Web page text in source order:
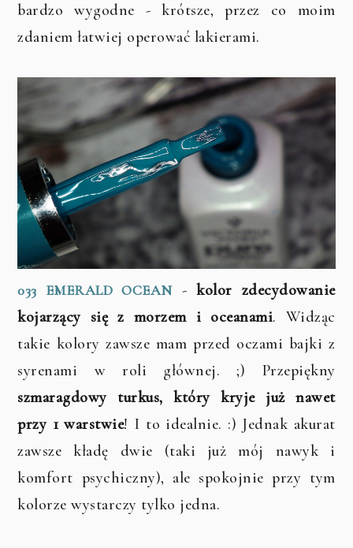
bardzo wygodne - krótsze, przez co moim
zdaniem łatwiej operować lakierami.
033 EMERALD OCEAN-kolor zdecydowanie
kojarzący się z morzem i oceanami. Widząc
takie kolory zawsze mam przed oczami bajki z
syrenami w roli głównej. ;) Przepiękny
szmaragdowy turkus, który kryje już nawet
przy 1 warstwie! I to idealnie. :) Jednak akurat
zawsze kładę dwie (taki już mój nawyk i
komfort psychiczny), ale spokojnie przy tym
kolorze wystarczy tylko jedna.